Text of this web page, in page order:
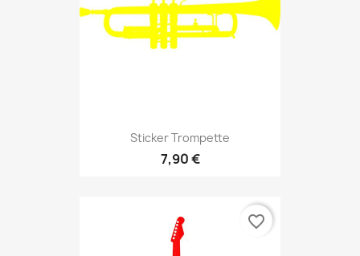
Sticker Trompette
7,90 €
favorite_border